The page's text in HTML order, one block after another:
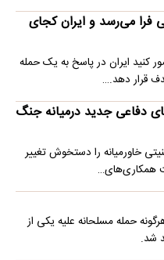
فرا می‌رسد و ایران کجای
کنید ایران در پاسخ به یک حمله
قرار دهد.…
دفاعی جدید درمیانه جنگ
خاورمیانه را دستخوش تغییر
همکاری‌های…
حمله مسلحانه علیه یکی از
شد.